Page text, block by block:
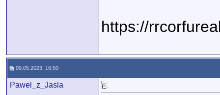
https://
09.05.2023, 16:50
Pawel_z_Jasla